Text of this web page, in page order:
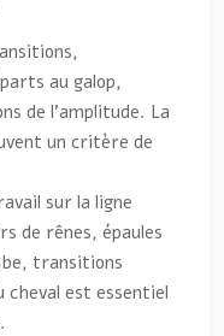
au galop,
de l’amplitude. La
un critère de
sur la ligne
de rênes, épaules
transitions
cheval est essentiel